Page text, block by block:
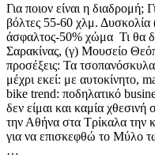
Για ποιον είναι η
βόλτες 55-60 χλμ.
άσφαλτος-50% χώμα Τι θα
Σαρακίνας, (γ) Μουσείο
προσέξεις: Τα
μέχρι εκεί: με
bike trend: ποδηλατικό
δεν είμαι και καμία
την Αθήνα στα Τρίκαλα την
για να επισκεφθώ το Μύλο
…